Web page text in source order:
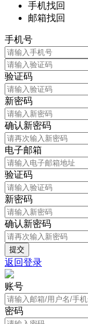
手机找回
邮箱找回
手机号
验证码
新密码
确认新密码
电子邮箱
验证码
新密码
确认新密码
返回登录
账号
密码